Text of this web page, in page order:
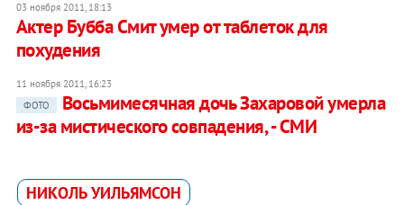
03 ноября 2011, 18:13
Актер Бубба Смит умер от таблеток для
похудения
11 ноября 2011, 16:23
ФОТО
Восьмимесячная дочь Захаровой умерла
из-за мистического совпадения, - СМИ
НИКОЛЬ УИЛЬЯМСОН